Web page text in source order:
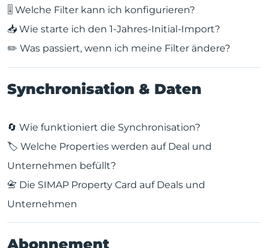
🎚️ Welche Filter kann ich konfigurieren?
📥 Wie starte ich den 1-Jahres-Initial-Import?
✏️ Was passiert, wenn ich meine Filter ändere?
Synchronisation & Daten
🔄 Wie funktioniert die Synchronisation?
🏷️ Welche Properties werden auf Deal und
Unternehmen befüllt?
📇 Die SIMAP Property Card auf Deals und
Unternehmen
Abonnement